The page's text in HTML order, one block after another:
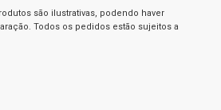
são ilustrativas, podendo haver
Todos os pedidos estão sujeitos a